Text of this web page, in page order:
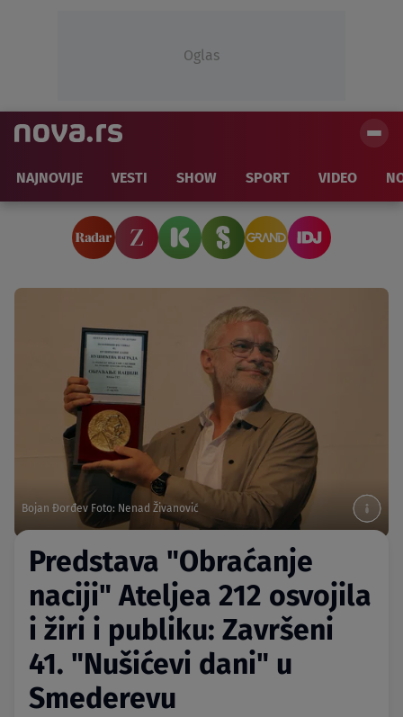
Oglas
NAJNOVIJE VESTI SHOW SPORT VIDEO
Bojan Đorđev Foto: Nenad Živanović
Predstava "Obraćanje
naciji" Ateljea 212 osvojila
i žiri i publiku: Završeni
41. "Nušićevi dani" u
Smederevu